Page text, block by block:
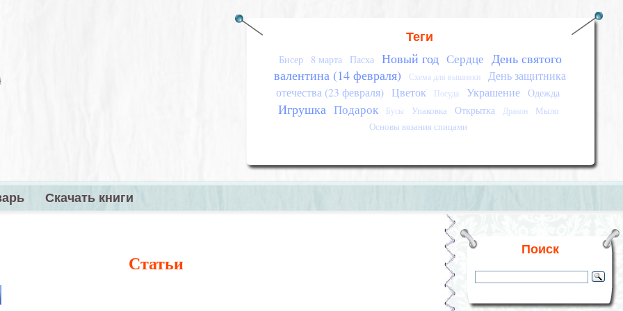
Теги
Бисер 8 марта Пасха Новый год Сердце День святого
валентина (14 февраля)
Схема для вышивки
День защитника
отечества (23 февраля)
Цветок Посуда Украшение Одежда
Игрушка Подарок Бусы Упаковка Открытка Дракон
Мыло
Основы вязания спицами
Скачать книги
Статьи
Поиск